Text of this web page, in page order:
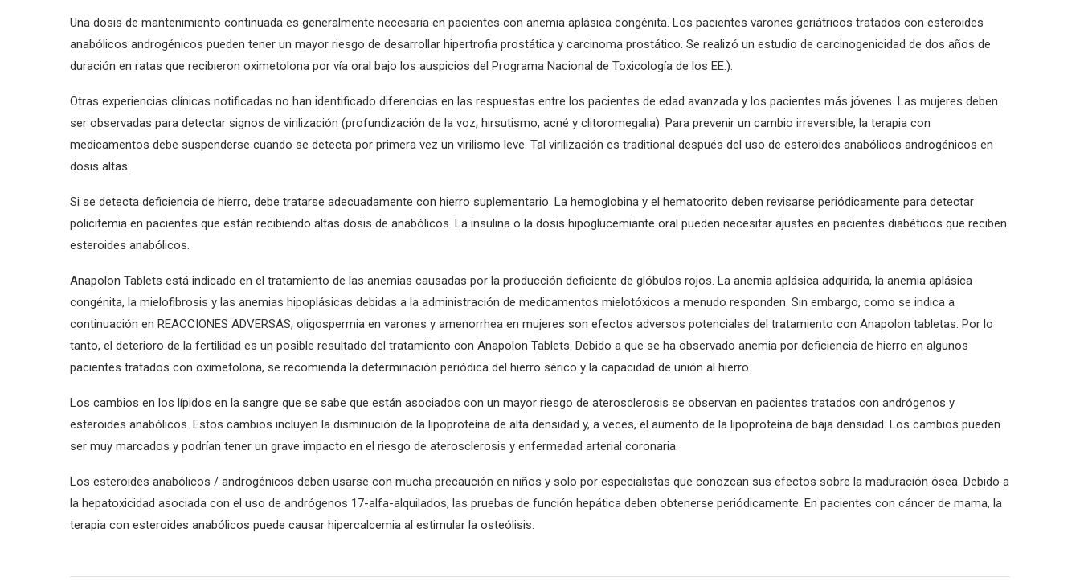
Una dosis de mantenimiento continuada es generalmente necesaria en pacientes con anemia aplásica congénita. Los pacientes varones geriátricos tratados con esteroides
anabólicos androgénicos pueden tener un mayor riesgo de desarrollar hipertrofia prostática y carcinoma prostático. Se realizó un estudio de carcinogenicidad de dos años de
duración en ratas que recibieron oximetolona por vía oral bajo los auspicios del Programa Nacional de Toxicología de los EE.).
Otras experiencias clínicas notificadas no han identificado diferencias en las respuestas entre los pacientes de edad avanzada y los pacientes más jóvenes. Las mujeres deben
ser observadas para detectar signos de virilización (profundización de la voz, hirsutismo, acné y clitoromegalia). Para prevenir un cambio irreversible, la terapia con
medicamentos debe suspenderse cuando se detecta por primera vez un virilismo leve. Tal virilización es traditional después del uso de esteroides anabólicos androgénicos en
dosis altas.
Si se detecta deficiencia de hierro, debe tratarse adecuadamente con hierro suplementario. La hemoglobina y el hematocrito deben revisarse periódicamente para detectar
policitemia en pacientes que están recibiendo altas dosis de anabólicos. La insulina o la dosis hipoglucemiante oral pueden necesitar ajustes en pacientes diabéticos que reciben
esteroides anabólicos.
Anapolon Tablets está indicado en el tratamiento de las anemias causadas por la producción deficiente de glóbulos rojos. La anemia aplásica adquirida, la anemia aplásica
congénita, la mielofibrosis y las anemias hipoplásicas debidas a la administración de medicamentos mielotóxicos a menudo responden. Sin embargo, como se indica a
continuación en REACCIONES ADVERSAS, oligospermia en varones y amenorrhea en mujeres son efectos adversos potenciales del tratamiento con Anapolon tabletas. Por lo
tanto, el deterioro de la fertilidad es un posible resultado del tratamiento con Anapolon Tablets. Debido a que se ha observado anemia por deficiencia de hierro en algunos
pacientes tratados con oximetolona, se recomienda la determinación periódica del hierro sérico y la capacidad de unión al hierro.
Los cambios en los lípidos en la sangre que se sabe que están asociados con un mayor riesgo de aterosclerosis se observan en pacientes tratados con andrógenos y
esteroides anabólicos. Estos cambios incluyen la disminución de la lipoproteína de alta densidad y, a veces, el aumento de la lipoproteína de baja densidad. Los cambios pueden
ser muy marcados y podrían tener un grave impacto en el riesgo de aterosclerosis y enfermedad arterial coronaria.
Los esteroides anabólicos / androgénicos deben usarse con mucha precaución en niños y solo por especialistas que conozcan sus efectos sobre la maduración ósea. Debido a
la hepatoxicidad asociada con el uso de andrógenos 17-alfa-alquilados, las pruebas de función hepática deben obtenerse periódicamente. En pacientes con cáncer de mama, la
terapia con esteroides anabólicos puede causar hipercalcemia al estimular la osteólisis.